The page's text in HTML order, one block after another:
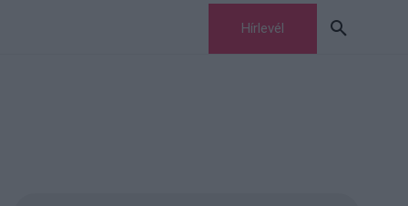
Hírlevél